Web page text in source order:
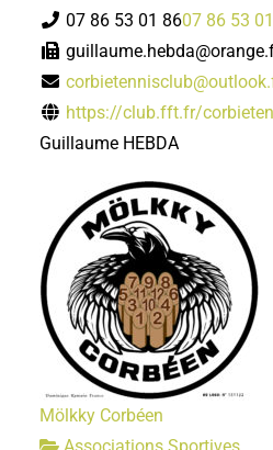
07 86 53 01 8607 86 53
https://club.fft.fr/
Guillaume HEBDA
Mölkky Corbéen
Associations Sportives